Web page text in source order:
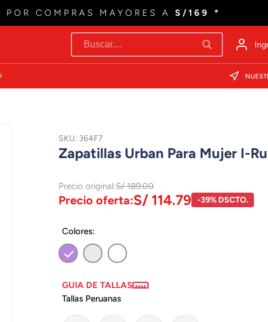
POR COMPRAS MAYORES A S/169 *
SKU: 364F7
Zapatillas Urban Para Mujer I-
Precio original:S/ 189.00
Precio oferta:S/ 114.79 -39% DSCTO.
Colores:
GUIA DE TALLAS
Tallas Peruanas